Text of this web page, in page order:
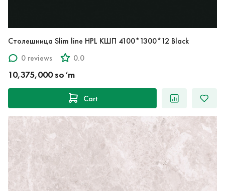
Столешница Slim line HPL КШП 4100*1300*12 Black
0 reviews
0.0
10,375,000 so‘m
Cart